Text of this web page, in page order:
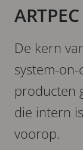
ARTPEC
De kern
system-on-
producten
die intern
voorop.